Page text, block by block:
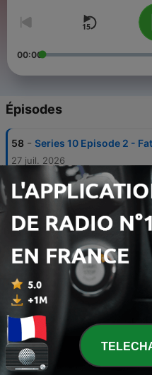
00:00
Épisodes
58 - Series 10 Episode 2 -
27 juil. 2026
57 - Series 10 Episode 1 -
56 - Series 9 - Back To Earth
15 juin 2026
55 - Series 8 Episode 8 -
01 juin 2026
54 Series 8 Episode 7 -
18 mai 2026